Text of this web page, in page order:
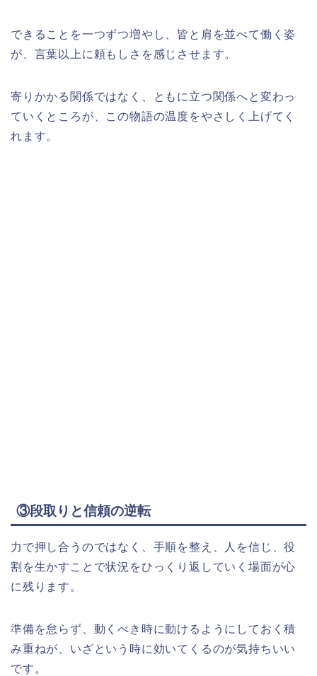
できることを一つずつ増やし、皆と肩を並べて働く姿
が、言葉以上に頼もしさを感じさせます。
寄りかかる関係ではなく、ともに立つ関係へと変わっ
ていくところが、この物語の温度をやさしく上げてく
れます。
③段取りと信頼の逆転
力で押し合うのではなく、手順を整え、人を信じ、役
割を生かすことで状況をひっくり返していく場面が心
に残ります。
準備を怠らず、動くべき時に動けるようにしておく積
み重ねが、いざという時に効いてくるのが気持ちいい
です。